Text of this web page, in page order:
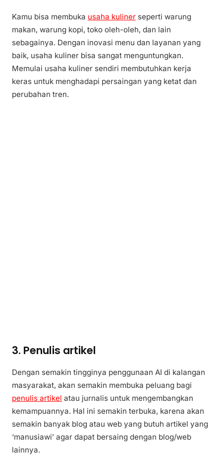
Kamu bisa membuka usaha kuliner seperti warung
makan, warung kopi, toko oleh-oleh, dan lain
sebagainya. Dengan inovasi menu dan layanan yang
baik, usaha kuliner bisa sangat menguntungkan.
Memulai usaha kuliner sendiri membutuhkan kerja
keras untuk menghadapi persaingan yang ketat dan
perubahan tren.
3. Penulis artikel
Dengan semakin tingginya penggunaan AI di kalangan
masyarakat, akan semakin membuka peluang bagi
penulis artikel atau jurnalis untuk mengembangkan
kemampuannya. Hal ini semakin terbuka, karena akan
semakin banyak blog atau web yang butuh artikel yang
‘manusiawi’ agar dapat bersaing dengan blog/web
lainnya.